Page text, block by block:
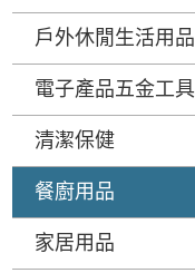
戶外休閒生活用品
電子產品五金工具
清潔保健
餐廚用品
家居用品